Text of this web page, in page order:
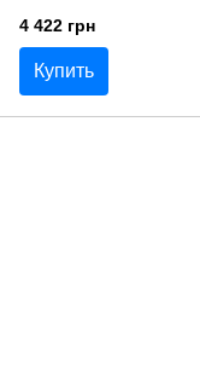
4 422 грн
Купить